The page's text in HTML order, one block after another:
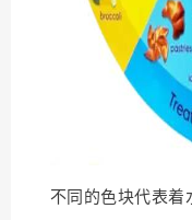
不同的色块代表着